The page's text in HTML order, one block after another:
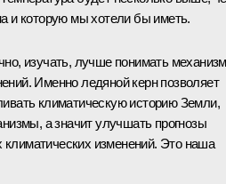
и которую мы хотели бы иметь.
изучать, лучше понимать
Именно ледяной керн позволяет
климатическую историю Земли,
а значит улучшать прогнозы
изменений. Это наша